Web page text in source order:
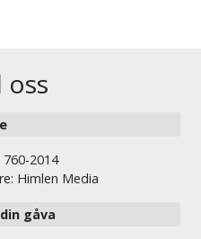
oss
760-2014
Himlen Media
gåva